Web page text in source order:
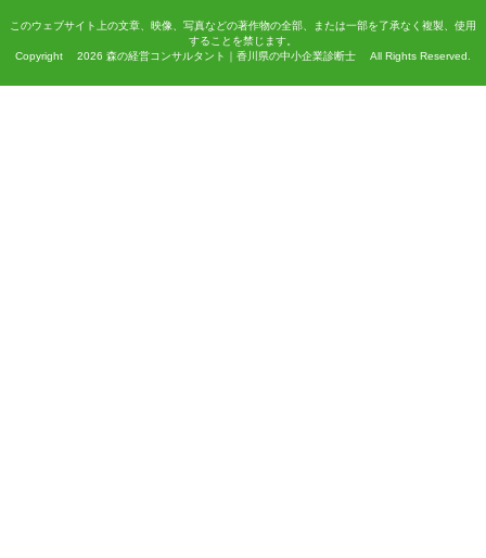
このウェブサイト上の文章、映像、写真などの著作物の全部、または一部を了承なく複製、使用
することを禁じます。
Copyright 2026 森の経営コンサルタント｜香川県の中小企業診断士 All Rights Reserved.